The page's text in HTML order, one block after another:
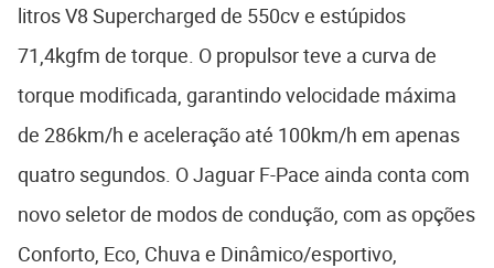
litros V8 Supercharged de 550cv e estúpidos
71,4kgfm de torque. O propulsor teve a curva de
torque modificada, garantindo velocidade máxima
de 286km/h e aceleração até 100km/h em apenas
quatro segundos. O Jaguar F-Pace ainda conta com
novo seletor de modos de condução, com as opções
Conforto, Eco, Chuva e Dinâmico/esportivo,